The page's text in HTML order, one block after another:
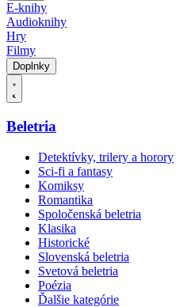
E-knihy
Audioknihy
Hry
Filmy
Doplnky
Beletria
Detektívky, trilery a horory
Sci-fi a fantasy
Komiksy
Romantika
Spoločenská beletria
Klasika
Historické
Slovenská beletria
Svetová beletria
Poézia
Ďalšie kategórie